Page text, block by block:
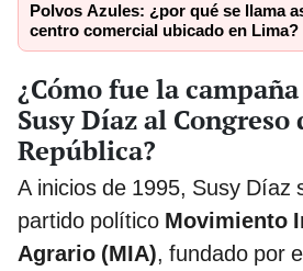
Polvos Azules: ¿por qué se llama
centro comercial ubicado en Lima?
¿Cómo fue la
Susy Díaz al Congreso
República?
A inicios de 1995, Susy Díaz
partido político Movimiento
Agrario (MIA), fundado por